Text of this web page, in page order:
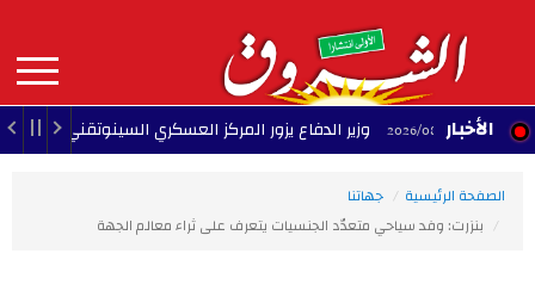
contenu
principal
MAIN
NAVIGATION الأخبار وزير الدفاع يزور المركز العسكري السينوتقني 23:05 - 2026/08/07
الصفحة الرئيسية
جهاتنا
بنزرت: وفد سياحي متعدّد الجنسيات يتعرف على ثراء معالم الجهة